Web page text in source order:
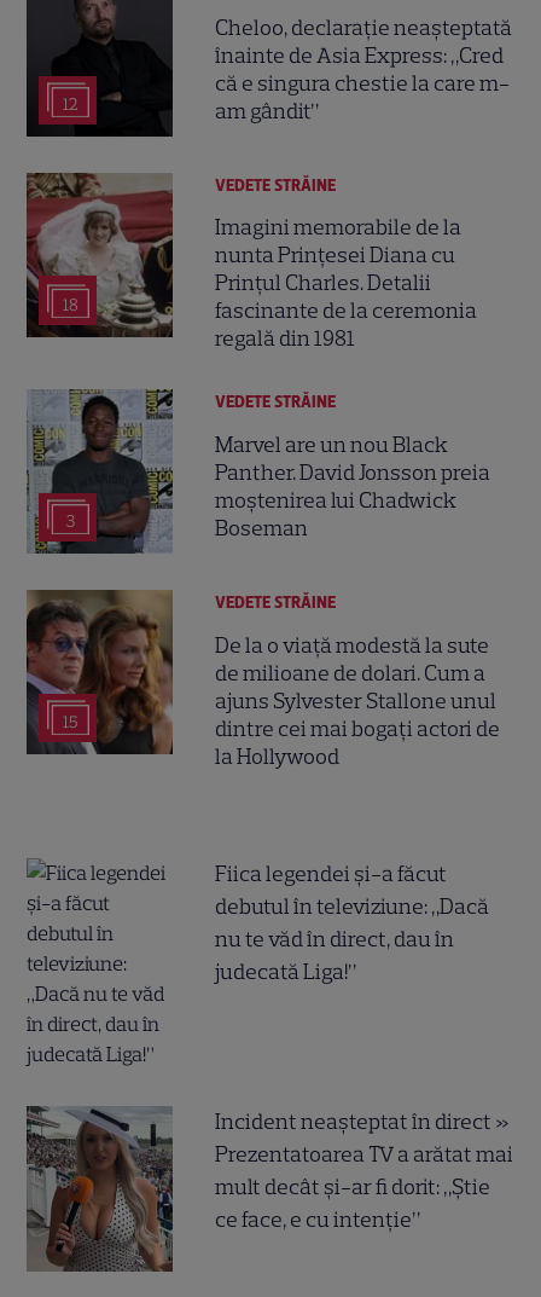
12
Cheloo, declarație neașteptată
înainte de Asia Express: „Cred
că e singura chestie la care m-
am gândit”
18
VEDETE STRĂINE
Imagini memorabile de la
nunta Prințesei Diana cu
Prințul Charles. Detalii
fascinante de la ceremonia
regală din 1981
3
VEDETE STRĂINE
Marvel are un nou Black
Panther. David Jonsson preia
moștenirea lui Chadwick
Boseman
15
VEDETE STRĂINE
De la o viață modestă la sute
de milioane de dolari. Cum a
ajuns Sylvester Stallone unul
dintre cei mai bogați actori de
la Hollywood
Fiica legendei și-a făcut
debutul în televiziune: „Dacă
nu te văd în direct, dau în
judecată Liga!”
Incident neașteptat în direct »
Prezentatoarea TV a arătat mai
mult decât și-ar fi dorit: „Știe
ce face, e cu intenție”